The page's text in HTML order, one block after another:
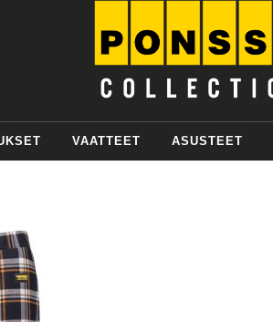
VAATTEET ASUSTEET